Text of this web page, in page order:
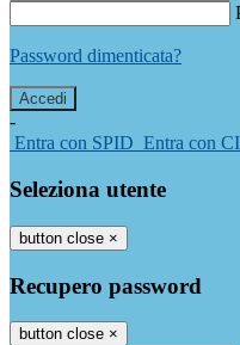
Password dimenticata?
-
Entra con SPID Entra con
Seleziona utente
button close ×
Recupero password
button close ×